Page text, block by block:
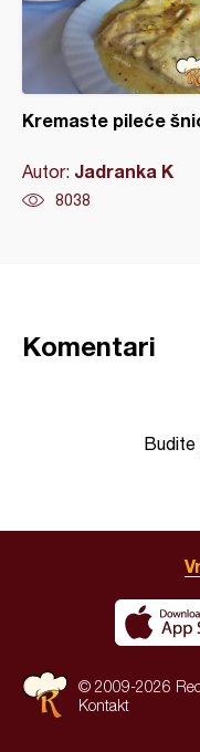
Kremaste pileće
Autor: Jadranka K
8038
Komentari
Budite
© 2009-2026
Kontakt